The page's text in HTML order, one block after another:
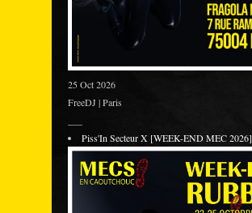
25 Oct 2026
FreeDJ | Paris
Piss'In Secteur X [WEEK-END MEC 2026]